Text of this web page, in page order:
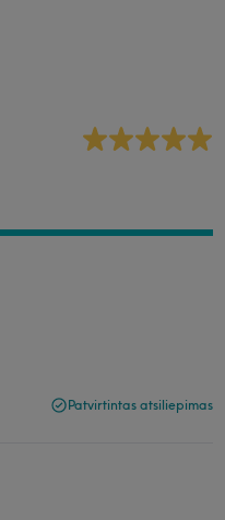
Patvirtintas atsiliepimas